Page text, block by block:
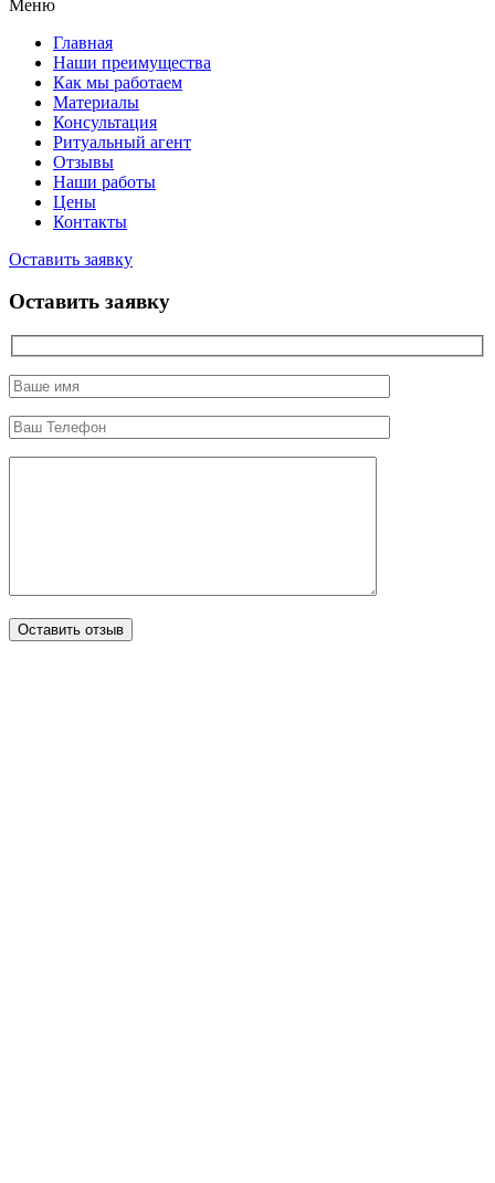
Меню
Главная
Наши преимущества
Как мы работаем
Материалы
Консультация
Ритуальный агент
Отзывы
Наши работы
Цены
Контакты
Оставить заявку
Оставить заявку